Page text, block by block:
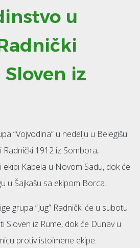
u
iz
“Vojvodina” u nedelju u Belegišu
1912 iz Sombora,
Kabela u Novom Sadu, dok će
u Šajkašu sa ekipom Borca.
grupa “Jug” Radnički će u subotu
Sloven iz Rume, dok će Dunav u
protiv istoimene ekipe.